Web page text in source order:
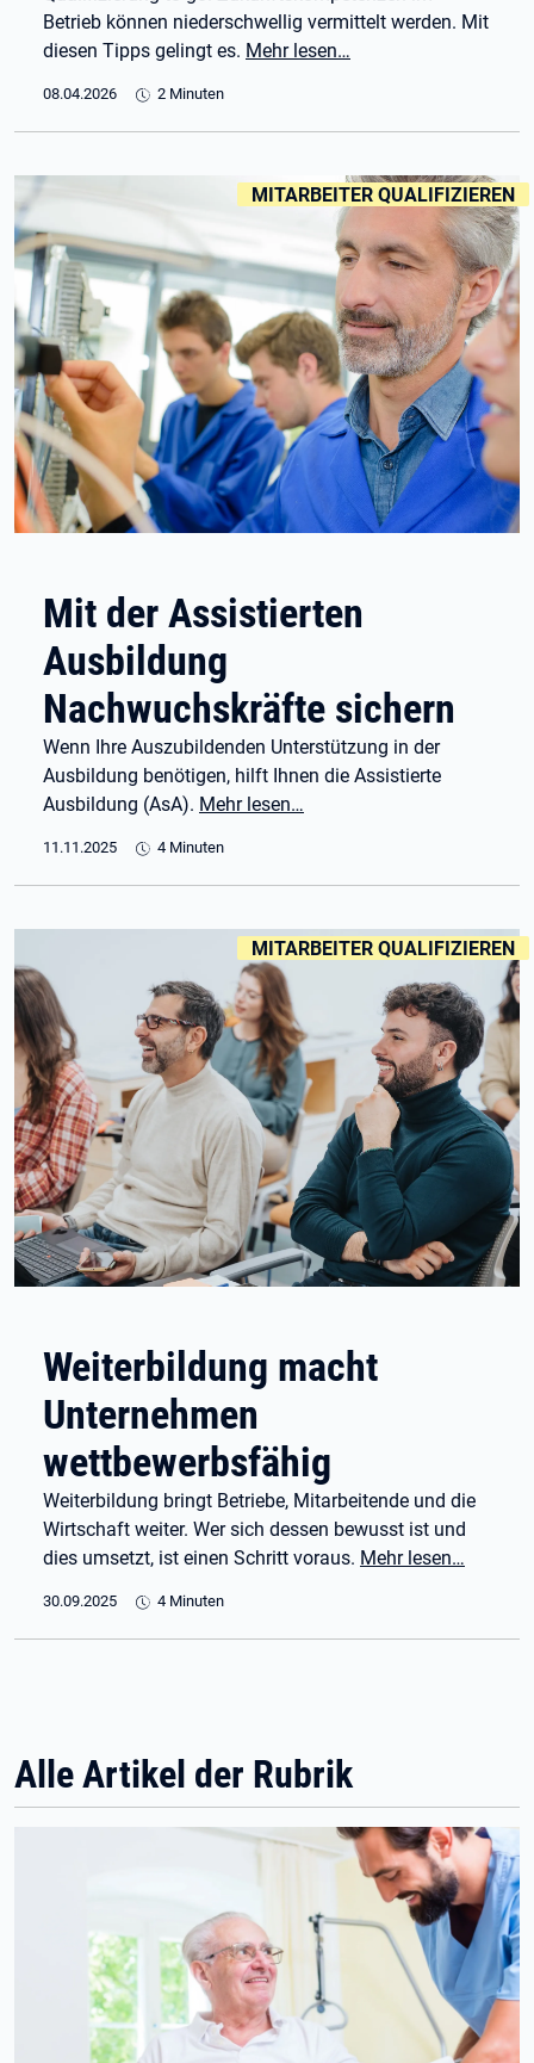
Betrieb können niederschwellig vermittelt werden. Mit
diesen Tipps gelingt es. Mehr lesen…
08.04.2026 2 Minuten
Mit der Assistierten
Ausbildung
Nachwuchskräfte sichern
KENNZEICHNUNGEN:
MITARBEITER QUALIFIZIEREN
Wenn Ihre Auszubildenden Unterstützung in der
Ausbildung benötigen, hilft Ihnen die Assistierte
Ausbildung (AsA). Mehr lesen…
11.11.2025 4 Minuten
Weiterbildung macht
Unternehmen
wettbewerbsfähig
KENNZEICHNUNGEN:
MITARBEITER QUALIFIZIEREN
Weiterbildung bringt Betriebe, Mitarbeitende und die
Wirtschaft weiter. Wer sich dessen bewusst ist und
dies umsetzt, ist einen Schritt voraus. Mehr lesen…
30.09.2025 4 Minuten
Alle Artikel der Rubrik